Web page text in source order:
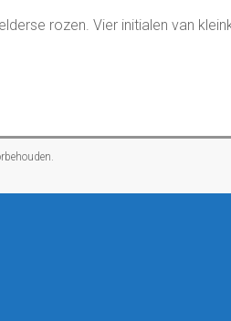
rozen. Vier initialen van